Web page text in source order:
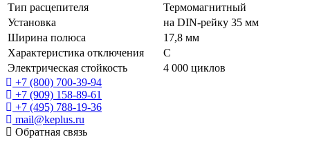
Тип расцепителя
Термомагнитный
Установка
на DIN-рейку 35 мм
Ширина полюса
17,8 мм
Характеристика отключения
C
Электрическая стойкость
4 000 циклов
+7 (800) 700-39-94
+7 (909) 158-89-61
+7 (495) 788-19-36
mail@keplus.ru
Обратная связь